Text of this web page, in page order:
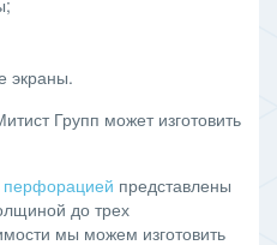
экраны.
Групп может изготовить
перфорацией представлены
до трех
мы можем изготовить